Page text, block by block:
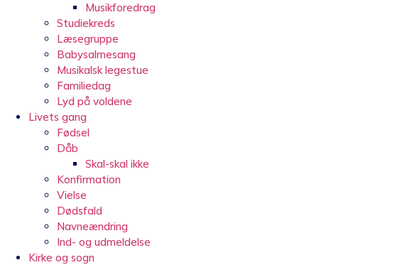
Musikforedrag
Studiekreds
Læsegruppe
Babysalmesang
Musikalsk legestue
Familiedag
Lyd på voldene
Livets gang
Fødsel
Dåb
Skal-skal ikke
Konfirmation
Vielse
Dødsfald
Navneændring
Ind- og udmeldelse
Kirke og sogn